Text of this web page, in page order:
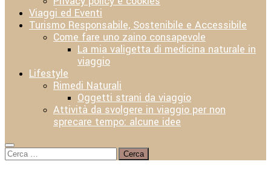
Viaggi ed Eventi
Turismo Responsabile, Sostenibile e Accessibile
Come fare uno zaino consapevole
La mia valigetta di medicina naturale in
viaggio
Lifestyle
Rimedi Naturali
Oggetti strani da viaggio
Attività da svolgere in viaggio per non
sprecare tempo: alcune idee
Ricerca
per: